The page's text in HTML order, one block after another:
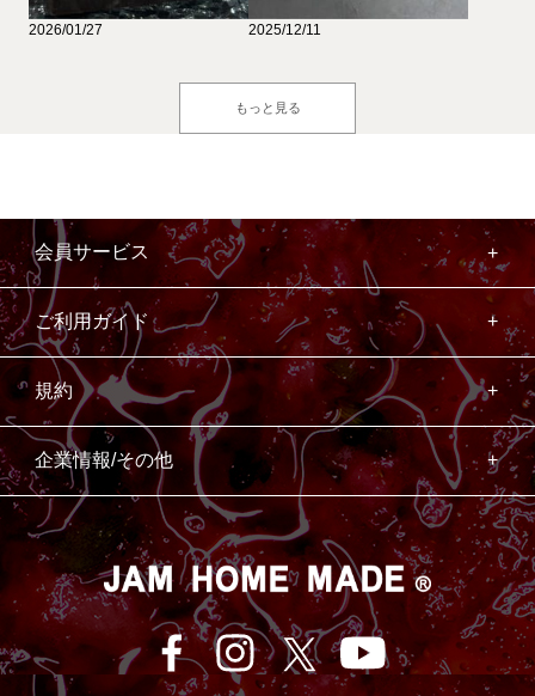
2026/01/27 2025/12/11
もっと見る
会員サービス
ご利用ガイド
規約
企業情報/その他